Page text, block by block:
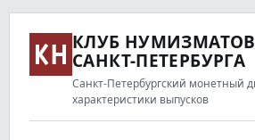
КЛУБ НУМИЗМАТОВ
САНКТ-ПЕТЕРБУРГА
Санкт-Петербургский монетный
характеристики выпусков